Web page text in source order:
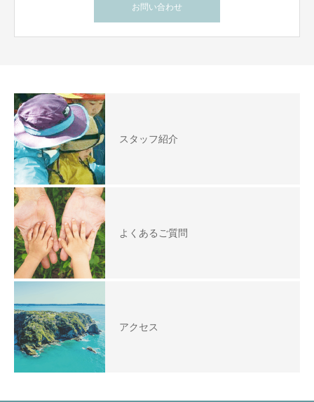
お問い合わせ
スタッフ紹介
よくあるご質問
アクセス